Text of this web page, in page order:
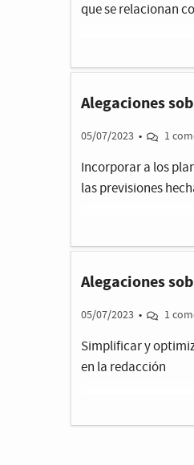
que se relacionan
Alegaciones
05/07/2023 • 1
Incorporar a los
las previsiones
Alegaciones
05/07/2023 • 1
Simplificar y
en la redacción